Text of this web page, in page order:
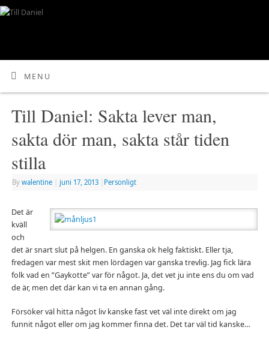
MENU
Till Daniel: Sakta lever man,
sakta dör man, sakta står tiden
stilla
By walentine juni 17, 2013 Personligt
Det är
kväll
och
det är snart slut på helgen. En ganska ok helg faktiskt. Eller tja,
fredagen var mest skit men lördagen var ganska trevlig. Jag fick lära
folk vad en ”Gaykotte” var för något. Ja, det vet ju inte ens du om vad
de är, men det där kan vi ta en annan gång.
Försöker väl hitta något liv kanske fast vet väl inte direkt om jag
funnit något eller om jag kommer finna det. Det tar väl tid kanske…